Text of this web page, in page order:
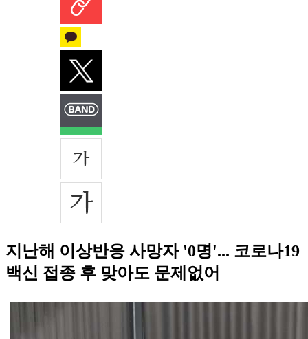
지난해 이상반응 사망자 '0명'... 코로나19
백신 접종 후 맞아도 문제없어